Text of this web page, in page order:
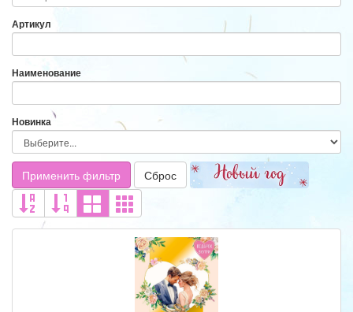
Артикул
Наименование
Новинка
Применить фильтр Сброс